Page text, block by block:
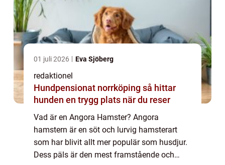
01 juli 2026 Eva Sjöberg
redaktionel
Hundpensionat norrköping så hittar
hunden en trygg plats när du reser
Vad är en Angora Hamster? Angora
hamstern är en söt och lurvig hamsterart
som har blivit allt mer populär som husdjur.
Dess päls är den mest framstående och